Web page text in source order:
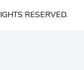
RESERVED.